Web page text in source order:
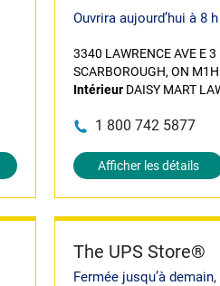
Ouvrira aujourd’hui à 8 h
3340 LAWRENCE AVE E 3
SCARBOROUGH, ON
IntérieurDAISY MART
1 800 742 5877
Afficher les détails
The UPS Store®
Fermée jusqu’à demain,